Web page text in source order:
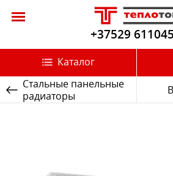
+37529
Каталог
Стальные панельные
радиаторы